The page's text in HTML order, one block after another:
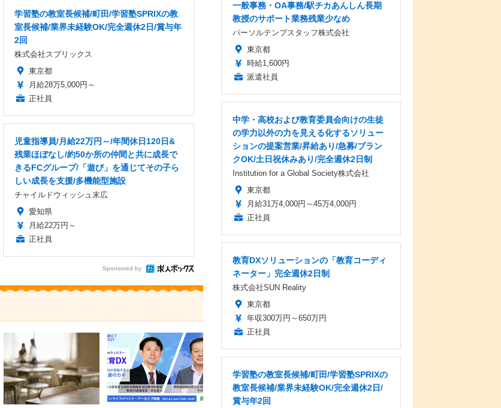
学習塾の教室長候補/町田/学習塾SPRIXの教
室長候補/業界未経験OK/完全週休2日/賞与年
2回
株式会社スプリックス
東京都
月給28万5,000円～
正社員
児童指導員/月給22万円～/年間休日120日&
残業ほぼなし/約50か所の仲間と共に成長で
きるFCグループ/「遊び」を通じてその子ら
しい成長を支援/多機能型施設
チャイルドウィッシュ末広
愛知県
月給22万円～
正社員
Sponsored by
一般事務・OA事務/駅チカあんしん長期
教授のサポート業務残業少なめ
パーソルテンプスタッフ株式会社
東京都
時給1,600円
派遣社員
中学・高校および教育委員会向けの生徒
の学力以外の力を見える化するソリュー
ションの提案営業/昇給あり/急募/ブラン
クOK/土日祝休みあり/完全週休2日制
Institution for a Global Society株式会社
東京都
月給31万4,000円～45万4,000円
正社員
教育DXソリューションの「教育コーディ
ネーター」完全週休2日制
株式会社SUN Reality
東京都
年収300万円～650万円
正社員
学習塾の教室長候補/町田/学習塾SPRIXの
教室長候補/業界未経験OK/完全週休2日/
賞与年2回